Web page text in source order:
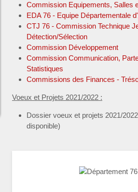
Commission Equipements, Salles
EDA 76 - Equipe Départementale
CTJ 76 - Commission Technique
Détection/Sélection
Commission Développement
Commission Communication,
Statistiques
Commissions des Finances -
Voeux et Projets 2021/2022 :
Dossier voeux et projets 2021/
disponible)